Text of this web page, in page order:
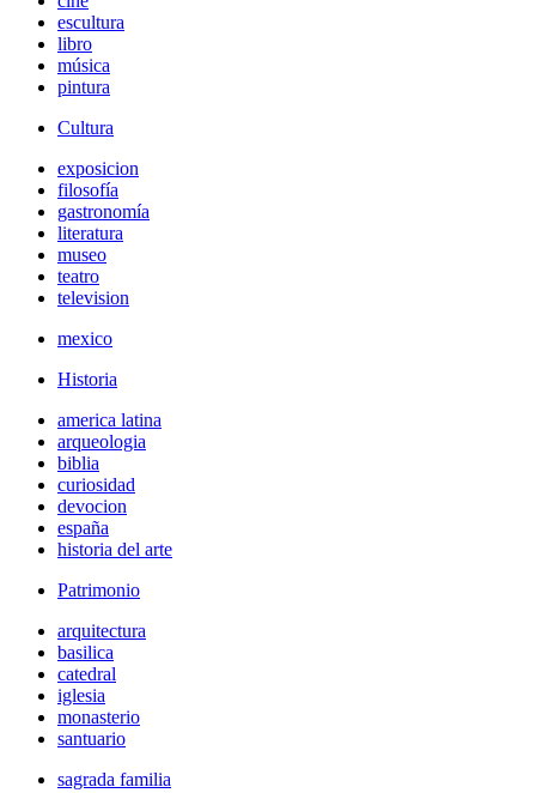
escultura
libro
música
pintura
Cultura
exposicion
filosofía
gastronomía
literatura
museo
teatro
television
mexico
Historia
america latina
arqueologia
biblia
curiosidad
devocion
españa
historia del arte
Patrimonio
arquitectura
basilica
catedral
iglesia
monasterio
santuario
sagrada familia